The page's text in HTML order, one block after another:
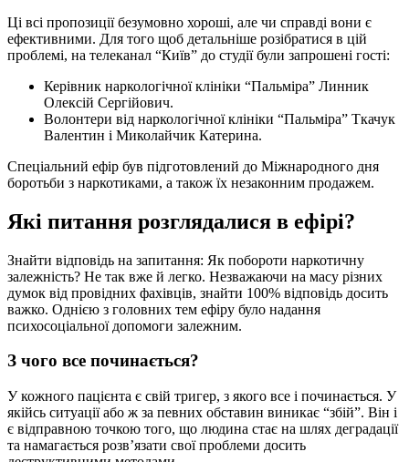
Ці всі пропозиції безумовно хороші, але чи справді вони є
ефективними. Для того щоб детальніше розібратися в цій
проблемі, на телеканал “Київ” до студії були запрошені гості:
Керівник наркологічної клініки “Пальміра” Линник
Олексій Сергійович.
Волонтери від наркологічної клініки “Пальміра” Ткачук
Валентин і Миколайчик Катерина.
Спеціальний ефір був підготовлений до Міжнародного дня
боротьби з наркотиками, а також їх незаконним продажем.
Які питання розглядалися в ефірі?
Знайти відповідь на запитання: Як побороти наркотичну
залежність? Не так вже й легко. Незважаючи на масу різних
думок від провідних фахівців, знайти 100% відповідь досить
важко. Однією з головних тем ефіру було надання
психосоціальної допомоги залежним.
З чого все починається?
У кожного пацієнта є свій тригер, з якого все і починається. У
якійсь ситуації або ж за певних обставин виникає “збій”. Він і
є відправною точкою того, що людина стає на шлях деградації
та намагається розв’язати свої проблеми досить